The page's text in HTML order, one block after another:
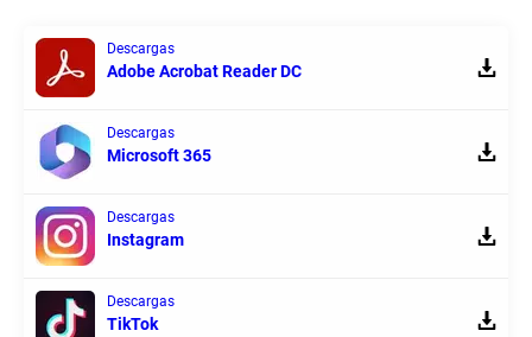
Descargas
Adobe Acrobat Reader DC
Descargas
Microsoft 365
Descargas
Instagram
Descargas
TikTok